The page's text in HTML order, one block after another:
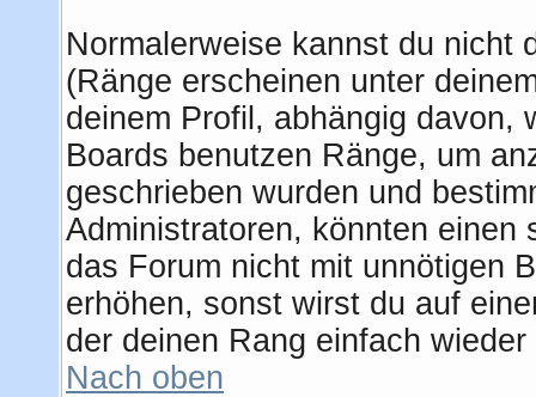
Normalerweise kannst du nicht
(Ränge erscheinen unter
deinem Profil, abhängig davon,
Boards benutzen Ränge, um
geschrieben wurden und
Administratoren, könnten einen
das Forum nicht mit unnötigen
erhöhen, sonst wirst du auf
der deinen Rang einfach
Nach oben